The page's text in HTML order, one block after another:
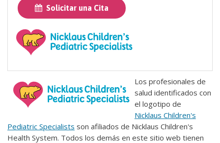
Solicitar una Cita
Los profesionales de
salud identificados con
el logotipo de
Nicklaus Children's
Pediatric Specialists son afiliados de Nicklaus Children's
Health System. Todos los demás en este sitio web tienen